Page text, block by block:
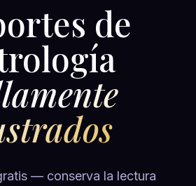
de
— conserva la lectura